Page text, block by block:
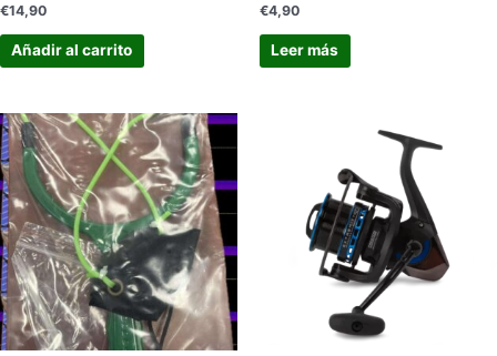
€14,90
Añadir al carrito
€4,90
Leer más